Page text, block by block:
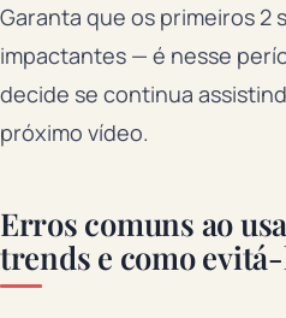
Garanta que os primeiros 2
impactantes — é nesse
decide se continua
próximo vídeo.
Erros comuns ao
trends e como